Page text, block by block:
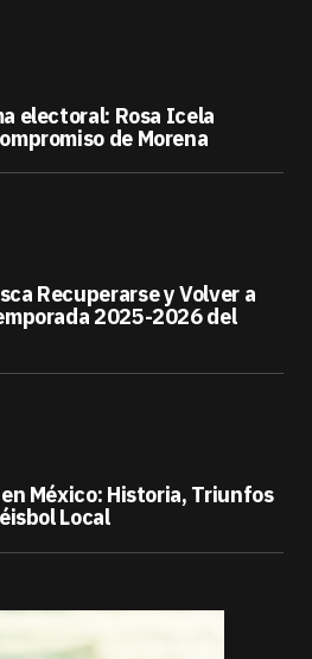
electoral: Rosa Icela
de Morena
Recuperarse y Volver a
2025-2026 del
México: Historia, Triunfos
Local